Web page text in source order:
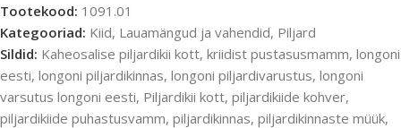
Tootekood: 1091.01
Kategooriad: Kiid, Lauamängud ja vahendid, Piljard
Sildid: Kaheosalise piljardikii kott, kriidist pustasusmamm, longoni
eesti, longoni piljardikinnas, longoni piljardivarustus, longoni
varsutus longoni eesti, Piljardikii kott, piljardikiide kohver,
piljardikiide puhastusvamm, piljardikinnas, piljardikinnaste müük,